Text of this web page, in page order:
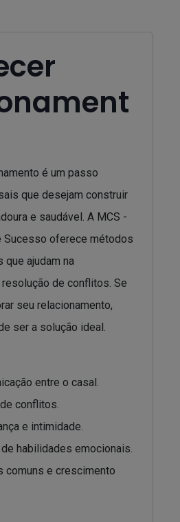
é um passo
que desejam construir
e saudável. A MCS -
Sucesso oferece métodos
ajudam na
de conflitos. Se
seu relacionamento,
ser a solução ideal.
entre o casal.
conflitos.
e intimidade.
habilidades emocionais.
comuns e crescimento